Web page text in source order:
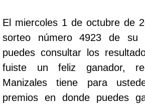
Cafeterito Noche
Caribeña Día
Caribeña Noche
El miercoles 1 de octubre de
sorteo número 4923 de su
puedes consultar los
fuiste un feliz ganador,
Manizales tiene para
premios en donde puedes